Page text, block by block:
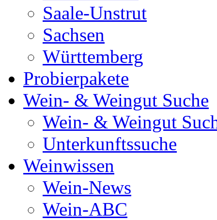
Saale-Unstrut
Sachsen
Württemberg
Probierpakete
Wein- & Weingut Suche
Wein- & Weingut
Unterkunftssuche
Weinwissen
Wein-News
Wein-ABC